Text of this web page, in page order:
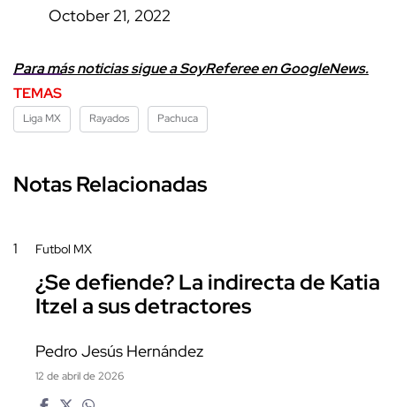
October 21, 2022
Para más noticias sigue a SoyReferee en GoogleNews.
TEMAS
Liga MX Rayados Pachuca
Notas Relacionadas
1 Futbol MX
¿Se defiende? La indirecta de Katia
Itzel a sus detractores
Pedro Jesús Hernández
12 de abril de 2026